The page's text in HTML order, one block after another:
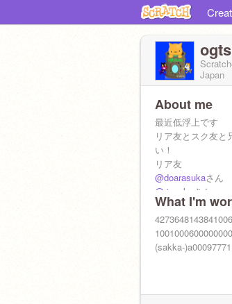
Japan
About me
最近低浮上です
リア友とスク友と
い！
リア友
@doarasukaさん
@riasaku
さん
スク友
@sou-scrさん
What I'm
(sakka-)a00097771